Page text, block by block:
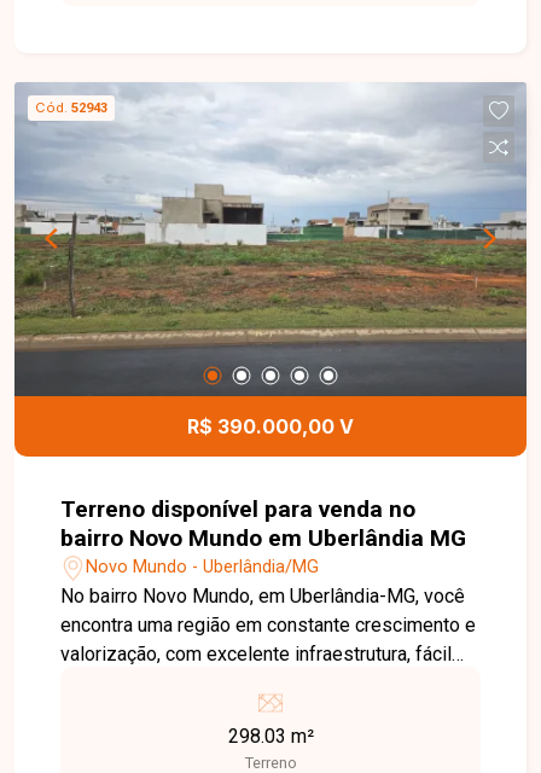
área de serviço, amplo quintal e 04 vagas de
garagem. O excelente espaço externo
proporciona diversas possibilidades de
ampliação, construção de área gourmet, piscina
ou novos projetos, agregando ainda mais valor ao
imóvel. Esta é uma excelente oportunidade para
quem busca uma casa espaçosa, bem localizada
e com amplo terreno no bairro Custódio Pereira.
Agende uma visita e venha conhecer todos os
detalhes deste imóvel.
Cód. 52943
R$ 390.000,00 V
Terreno disponível para venda no
bairro Novo Mundo em Uberlândia MG
Novo Mundo - Uberlândia/MG
No bairro Novo Mundo, em Uberlândia-MG, você
encontra uma região em constante crescimento e
valorização, com excelente infraestrutura, fácil
grande potencial de investimento, além de estar
próxima a supermercados, escolas, farmácias e
298.03 m²
Terreno